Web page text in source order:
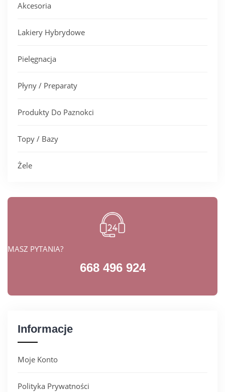
Akcesoria
Lakiery Hybrydowe
Pielęgnacja
Płyny / Preparaty
Produkty Do Paznokci
Topy / Bazy
Żele
MASZ PYTANIA?
668 496 924
Informacje
Moje Konto
Polityka Prywatności